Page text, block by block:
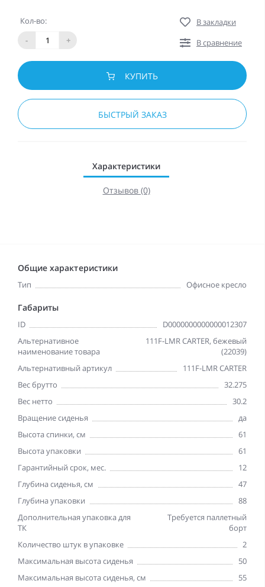
Кол-во:
-
+
В закладки
В сравнение
КУПИТЬ
БЫСТРЫЙ ЗАКАЗ
Характеристики
Отзывов (0)
Общие характеристики
Тип Офисное кресло
Габариты
ID
D0000000000000012307
Альтернативное
наименование товара
111F-LMR CARTER, бежевый
(22039)
Альтернативный артикул
111F-LMR CARTER
Вес брутто
32.275
Вес нетто
30.2
Вращение сиденья
да
Высота спинки, см
61
Высота упаковки
61
Гарантийный срок, мес.
12
Глубина сиденья, см
47
Глубина упаковки
88
Дополнительная упаковка для
ТК
Требуется паллетный
борт
Количество штук в упаковке
2
Максимальная высота сиденья
50
Максимальная высота сиденья, см
55